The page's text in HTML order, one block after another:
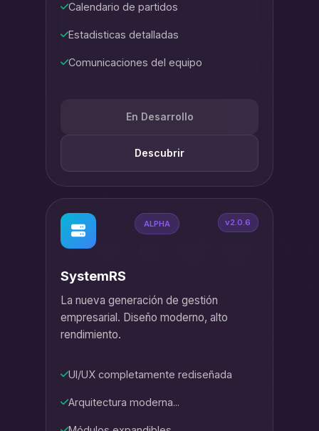
Calendario de partidos
Estadisticas detalladas
Comunicaciones del equipo
En Desarrollo
Descubrir
ALPHA v2.0.6
SystemRS
La nueva generación de gestión
empresarial. Diseño moderno, alto
rendimiento.
UI/UX completamente rediseñada
Arquitectura moderna...